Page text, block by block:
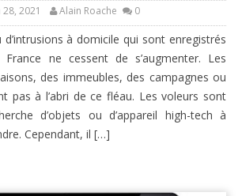
28, 2021 Alain Roache 0
à domicile qui sont enregistrés
ne cessent de s’augmenter. Les
des immeubles, des campagnes ou
pas à l’abri de ce fléau. Les voleurs sont
d’objets ou d’appareil high-tech à
Cependant, il […]